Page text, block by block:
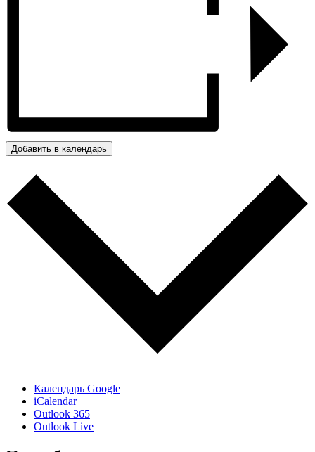
Добавить в календарь
Календарь Google
iCalendar
Outlook 365
Outlook Live